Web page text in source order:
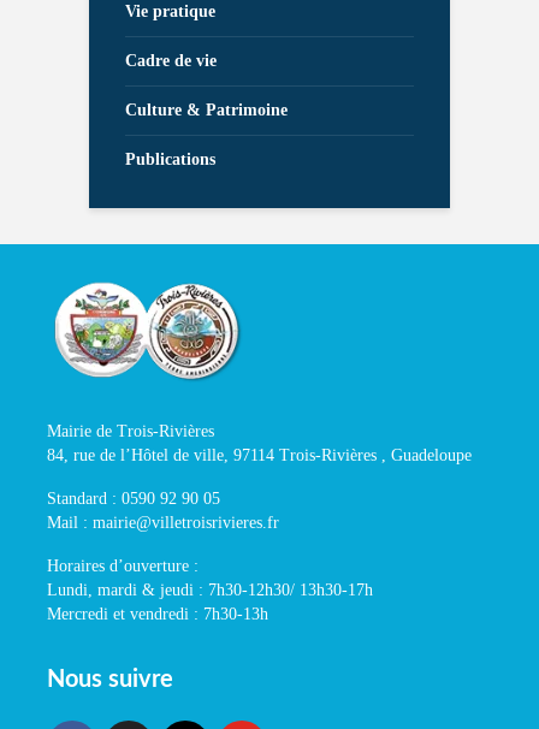
Vie pratique
Cadre de vie
Culture & Patrimoine
Publications
Mairie de Trois-Rivières
84, rue de l’Hôtel de ville, 97114 Trois-Rivières , Guadeloupe
Standard : 0590 92 90 05
Mail : mairie@villetroisrivieres.fr
Horaires d’ouverture :
Lundi, mardi & jeudi : 7h30-12h30/ 13h30-17h
Mercredi et vendredi : 7h30-13h
Nous suivre